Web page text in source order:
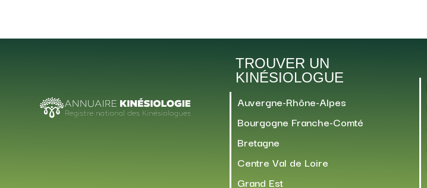
TROUVER UN
KINÉSIOLOGUE
Auvergne-Rhône-Alpes
Bourgogne Franche-Comté
Bretagne
Centre Val de Loire
Grand Est